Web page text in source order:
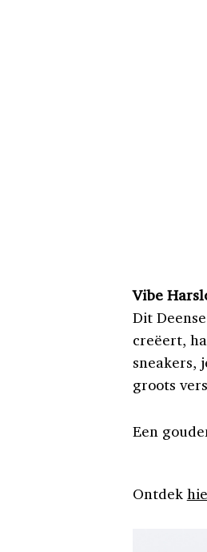
Vibe
Dit
creëert,
sneakers,
groots
Een
Ontdek